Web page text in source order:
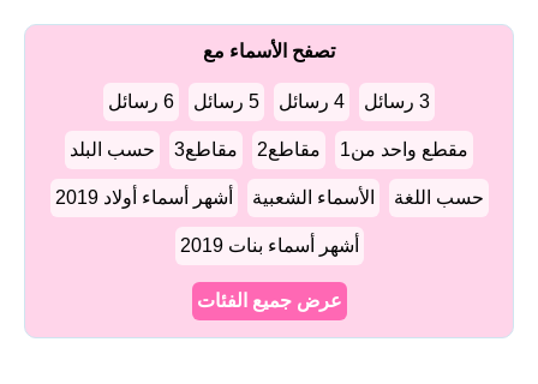
تصفح الأسماء مع
3 رسائل 4 رسائل 5 رسائل 6 رسائل
مقطع واحد من1 مقاطع2 مقاطع3 حسب البلد
حسب اللغة الأسماء الشعبية أشهر أسماء أولاد 2019
أشهر أسماء بنات 2019
عرض جميع الفئات